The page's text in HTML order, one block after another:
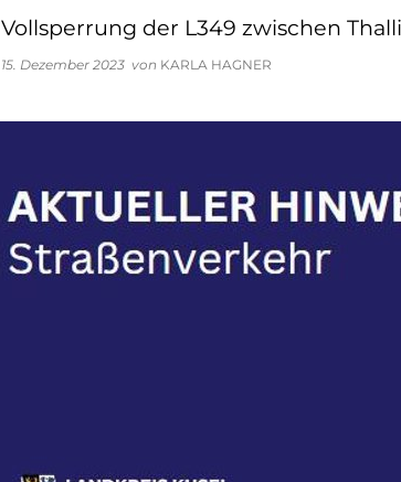
Vollsperrung der L349 zwischen
15. Dezember 2023 von KARLA HAGNER